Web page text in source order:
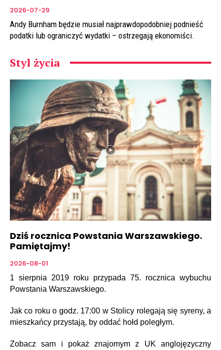
2026-07-29
Andy Burnham będzie musiał najprawdopodobniej podnieść
podatki lub ograniczyć wydatki – ostrzegają ekonomiści.
Styl życia
Dziś rocznica Powstania Warszawskiego.
Pamiętajmy!
2026-08-01
1 sierpnia 2019 roku przypada 75. rocznica wybuchu
Powstania Warszawskiego.
Jak co roku o godz. 17:00 w Stolicy rolegają się syreny, a
mieszkańcy przystają, by oddać hołd poległym.
Zobacz sam i pokaż znajomym z UK anglojęzyczny